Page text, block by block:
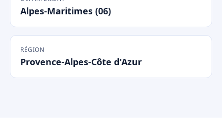
Alpes-Maritimes (06)
RÉGION
Provence-Alpes-Côte d'Azur